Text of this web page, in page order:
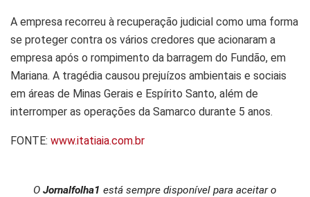
A empresa recorreu à recuperação judicial como uma forma
se proteger contra os vários credores que acionaram a
empresa após o rompimento da barragem do Fundão, em
Mariana. A tragédia causou prejuízos ambientais e sociais
em áreas de Minas Gerais e Espírito Santo, além de
interromper as operações da Samarco durante 5 anos.
FONTE: www.itatiaia.com.br
O Jornalfolha1 está sempre disponível para aceitar o